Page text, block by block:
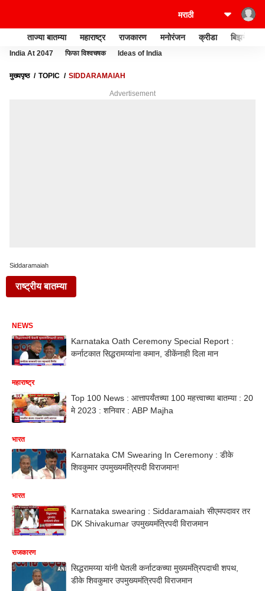
ताज्या बातम्या महाराष्ट्र राजकारण मनोरंजन क्रीडा बिझनेस
India At 2047 फिफा विश्वचषक Ideas of India
मुख्यपृष्ठ TOPIC SIDDARAMAIAH
Advertisement
Siddaramaiah
राष्ट्रीय बातम्या
NEWS
Karnataka Oath Ceremony Special Report :
कर्नाटकात सिद्धरामय्यांना कमान, डीकेंनाही दिला मान
महाराष्ट्र
Top 100 News : आत्तापर्यंतच्या 100 महत्त्वाच्या बातम्या : 20
मे 2023 : शनिवार : ABP Majha
भारत
Karnataka CM Swearing In Ceremony : डीके
शिवकुमार उपमुख्यमंत्रिपदी विराजमान!
भारत
Karnataka swearing : Siddaramaiah सीएमपदावर तर
DK Shivakumar उपमुख्यमंत्रिपदी विराजमान
राजकारण
सिद्धरामय्या यांनी घेतली कर्नाटकच्या मुख्यमंत्रिपदाची शपथ,
डीके शिवकुमार उपमुख्यमंत्रिपदी विराजमान